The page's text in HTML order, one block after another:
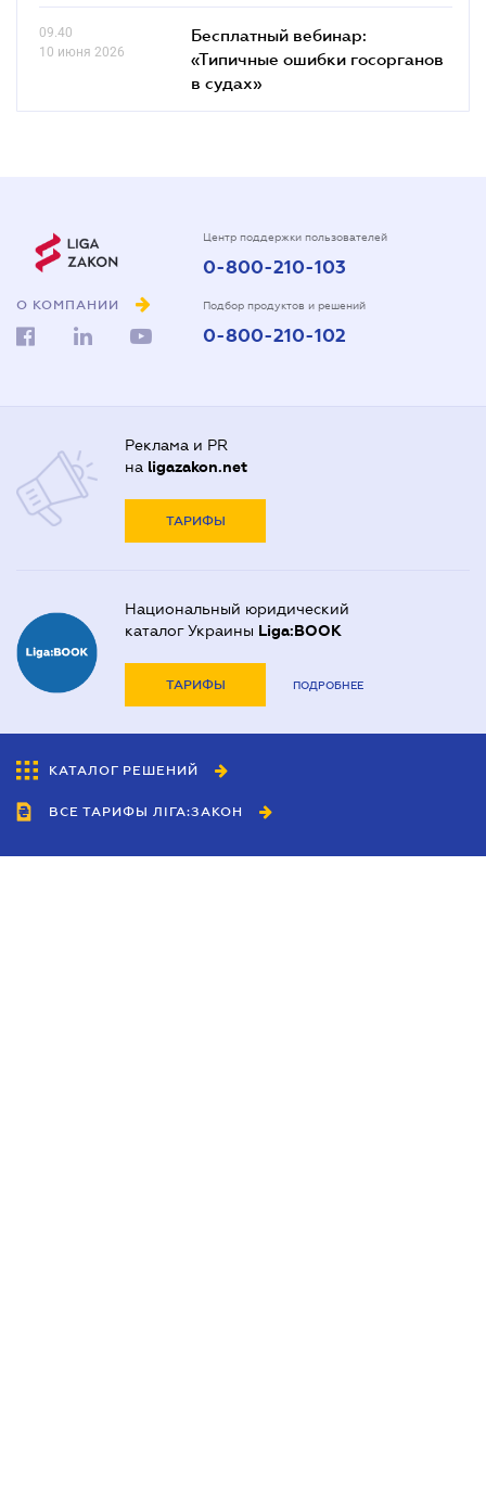
09.40
10 июня 2026
Бесплатный вебинар:
«Типичные ошибки госорганов
в судах»
О КОМПАНИИ
Центр поддержки пользователей
0-800-210-103
Подбор продуктов и решений
0-800-210-102
Реклама и PR
на ligazakon.net
ТАРИФЫ
Национальный юридический
каталог Украины Liga:BOOK
ТАРИФЫ ПОДРОБНЕЕ
КАТАЛОГ РЕШЕНИЙ
ВСЕ ТАРИФЫ ЛІГА:ЗАКОН